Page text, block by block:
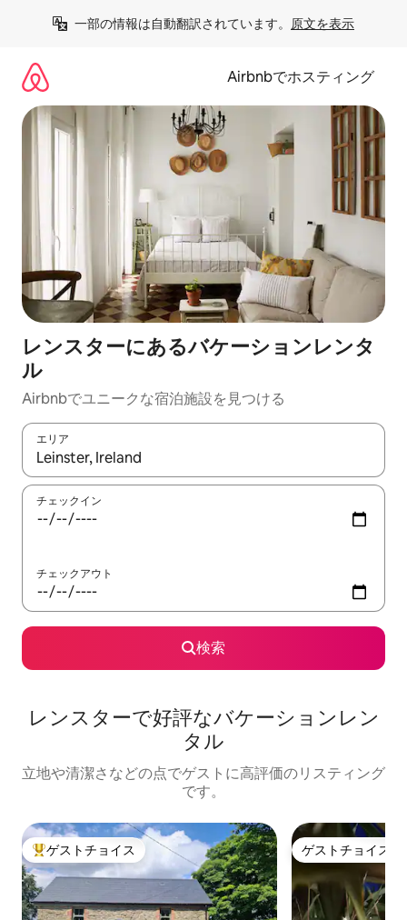
一部の情報は自動翻訳されています。 原文を表示
Airbnbでホスティング
レンスターにあるバケーションレンタ
ル
Airbnbでユニークな宿泊施設を見つける
エリア
検索結果が表示されたら、上下の矢印キーを使って移動するか
チェックイン
チェックアウト
検索
レンスターで好評なバケーションレン
タル
立地や清潔さなどの点でゲストに高評価のリスティング
です。
大好評のゲストチョイスです。
ゲストチョイス ゲストチョイス
ゲストチョイス